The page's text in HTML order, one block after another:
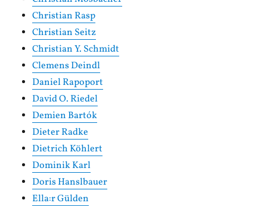
Christian Rasp
Christian Seitz
Christian Y. Schmidt
Clemens Deindl
Daniel Rapoport
David O. Riedel
Demien Bartók
Dieter Radke
Dietrich Köhlert
Dominik Karl
Doris Hanslbauer
Ella:r Gülden